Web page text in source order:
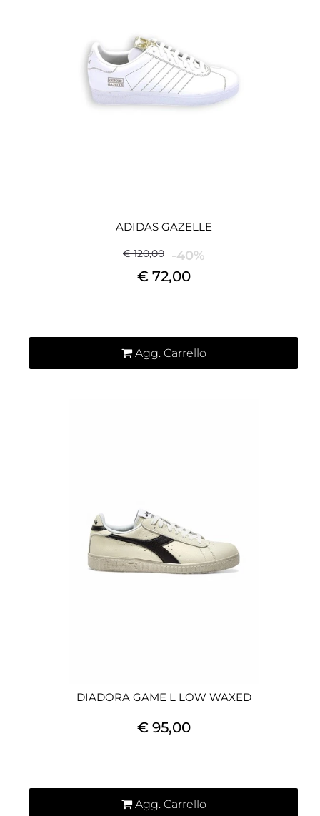
ADIDAS GAZELLE
€ 120,00 -40%
€ 72,00
Agg. Carrello
DIADORA GAME L LOW WAXED
€ 95,00
Agg. Carrello